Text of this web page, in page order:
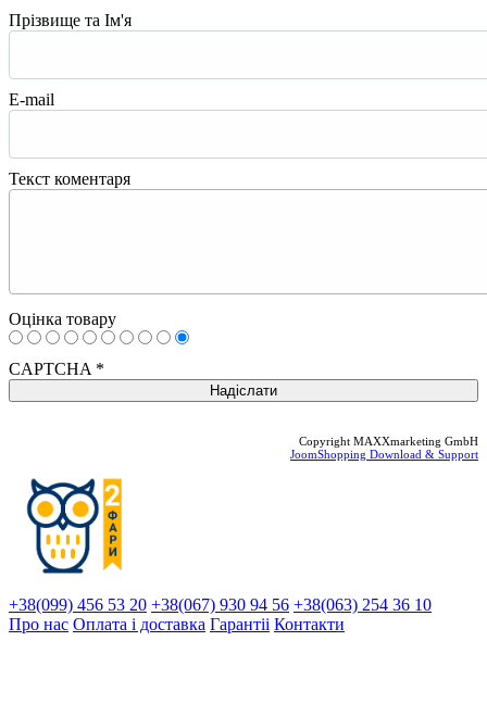
Прізвище та Ім'я
E-mail
Текст коментаря
Оцінка товару
CAPTCHA *
Copyright MAXXmarketing GmbH
JoomShopping Download & Support
+38(099) 456 53 20 +38(067) 930 94 56 +38(063) 254 36 10
Про нас Оплата і доставка Гарантіi Контакти